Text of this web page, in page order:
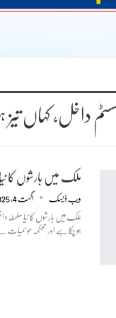
داخل، کہاں
ملک میں بارشوں کا
ویب ڈیسک اگست 4, 2025
ملک میں بارشوں کا نیا سلسلہ
ہو چکا ہے اور محکمہ موسمیات